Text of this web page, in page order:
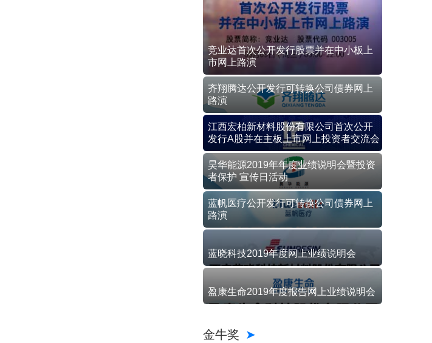
竞业达首次公开发行股票并在中小板上
市网上路演
齐翔腾达公开发行可转换公司债券网上
路演
江西宏柏新材料股份有限公司首次公开
发行A股并在主板上市网上投资者交流会
昊华能源2019年年度业绩说明会暨投资
者保护 宣传日活动
蓝帆医疗公开发行可转换公司债券网上
路演
蓝晓科技2019年度网上业绩说明会
盈康生命2019年度报告网上业绩说明会
金牛奖